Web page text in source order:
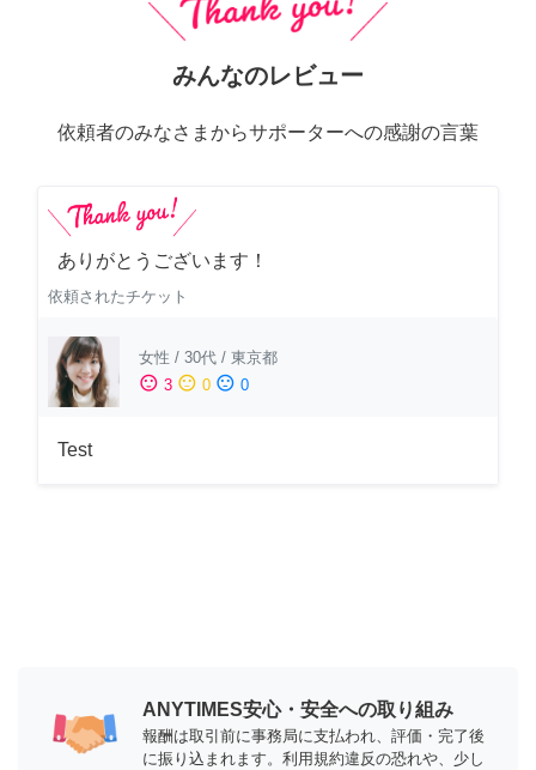
みんなのレビュー
依頼者のみなさまからサポーターへの感謝の言葉
ありがとうございます！
依頼されたチケット
女性 / 30代 / 東京都
sentiment_satisfied 3 sentiment_neutral 0 sentiment_dissatisfied 0
Test
ANYTIMES安心・安全への取り組み
報酬は取引前に事務局に支払われ、評価・完了後
に振り込まれます。利用規約違反の恐れや、少し